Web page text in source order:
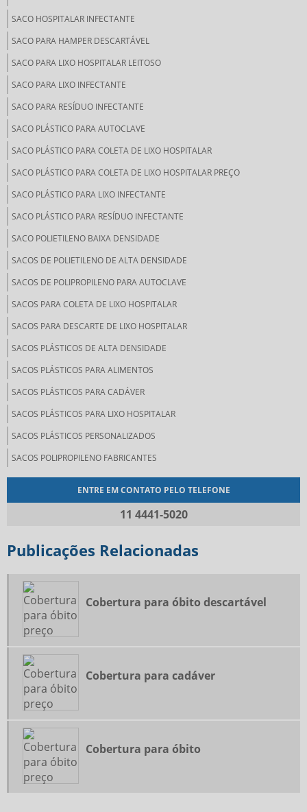
SACO HOSPITALAR INFECTANTE
SACO PARA HAMPER DESCARTÁVEL
SACO PARA LIXO HOSPITALAR LEITOSO
SACO PARA LIXO INFECTANTE
SACO PARA RESÍDUO INFECTANTE
SACO PLÁSTICO PARA AUTOCLAVE
SACO PLÁSTICO PARA COLETA DE LIXO HOSPITALAR
SACO PLÁSTICO PARA COLETA DE LIXO HOSPITALAR PREÇO
SACO PLÁSTICO PARA LIXO INFECTANTE
SACO PLÁSTICO PARA RESÍDUO INFECTANTE
SACO POLIETILENO BAIXA DENSIDADE
SACOS DE POLIETILENO DE ALTA DENSIDADE
SACOS DE POLIPROPILENO PARA AUTOCLAVE
SACOS PARA COLETA DE LIXO HOSPITALAR
SACOS PARA DESCARTE DE LIXO HOSPITALAR
SACOS PLÁSTICOS DE ALTA DENSIDADE
SACOS PLÁSTICOS PARA ALIMENTOS
SACOS PLÁSTICOS PARA CADÁVER
SACOS PLÁSTICOS PARA LIXO HOSPITALAR
SACOS PLÁSTICOS PERSONALIZADOS
SACOS POLIPROPILENO FABRICANTES
ENTRE EM CONTATO PELO TELEFONE
11 4441-5020
Publicações Relacionadas
Cobertura para óbito descartável
Cobertura para cadáver
Cobertura para óbito